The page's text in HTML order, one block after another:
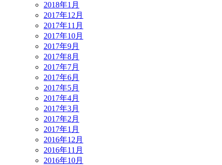
2018年1月
2017年12月
2017年11月
2017年10月
2017年9月
2017年8月
2017年7月
2017年6月
2017年5月
2017年4月
2017年3月
2017年2月
2017年1月
2016年12月
2016年11月
2016年10月